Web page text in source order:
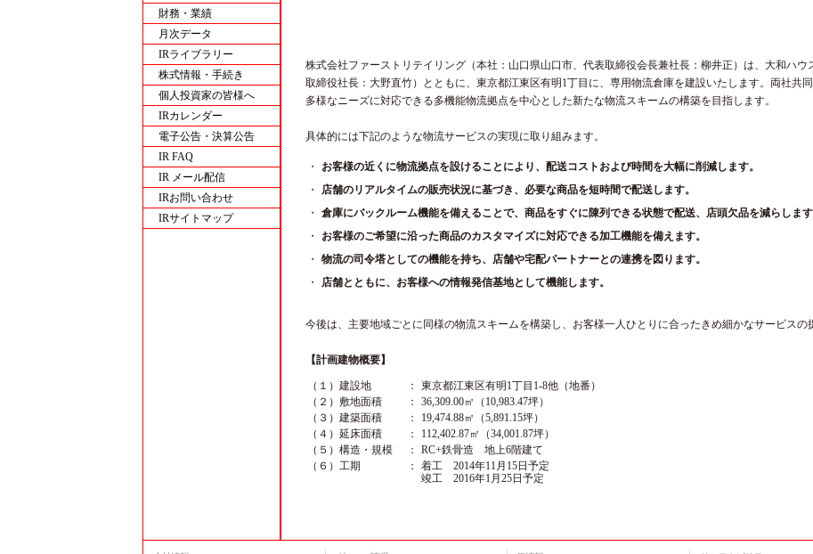
財務・業績
月次データ
IRライブラリー
株式情報・手続き
個人投資家の皆様へ
IRカレンダー
電子公告・決算公告
IR FAQ
IR メール配信
IRお問い合わせ
IRサイトマップ
株式会社ファーストリテイリング（本社：山口県山口市、代表取締役会長兼社長：柳井正）は、大和ハ
取締役社長：大野直竹）とともに、東京都江東区有明1丁目に、専用物流倉庫を建設いたします。両社共
多様なニーズに対応できる多機能物流拠点を中心とした新たな物流スキームの構築を目指します。
具体的には下記のような物流サービスの実現に取り組みます。
・
お客様の近くに物流拠点を設けることにより、配送コストおよび時間を大幅に削減します。
・
店舗のリアルタイムの販売状況に基づき、必要な商品を短時間で配送します。
・
倉庫にバックルーム機能を備えることで、商品をすぐに陳列できる状態で配送、店頭欠品を減らします
・
お客様のご希望に沿った商品のカスタマイズに対応できる加工機能を備えます。
・
物流の司令塔としての機能を持ち、店舗や宅配パートナーとの連携を図ります。
・
店舗とともに、お客様への情報発信基地として機能します。
今後は、主要地域ごとに同様の物流スキームを構築し、お客様一人ひとりに合ったきめ細かなサービスの
【計画建物概要】
（１）建設地 ：
東京都江東区有明1丁目1-8他（地番）
（２）敷地面積
：
36,309.00㎡（10,983.47坪）
（３）建築面積
：
19,474.88㎡（5,891.15坪）
（４）延床面積
：
112,402.87㎡（34,001.87坪）
（５）構造・規模
：
RC+鉄骨造 地上6階建て
（６）工期
：
着工 2014年11月15日予定
竣工 2016年1月25日予定